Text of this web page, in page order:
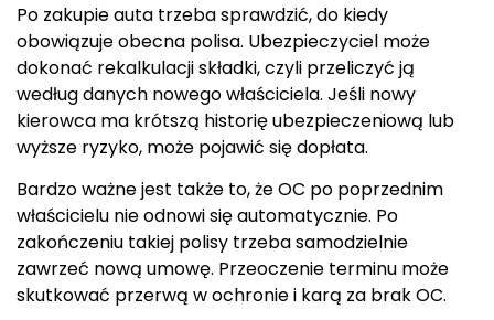
Po zakupie auta trzeba sprawdzić, do kiedy
obowiązuje obecna polisa. Ubezpieczyciel może
dokonać rekalkulacji składki, czyli przeliczyć ją
według danych nowego właściciela. Jeśli nowy
kierowca ma krótszą historię ubezpieczeniową lub
wyższe ryzyko, może pojawić się dopłata.
Bardzo ważne jest także to, że OC po poprzednim
właścicielu nie odnowi się automatycznie. Po
zakończeniu takiej polisy trzeba samodzielnie
zawrzeć nową umowę. Przeoczenie terminu może
skutkować przerwą w ochronie i karą za brak OC.